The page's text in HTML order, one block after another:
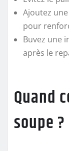
Ajoutez
pour
Buvez une
après le
Quand
soupe ?